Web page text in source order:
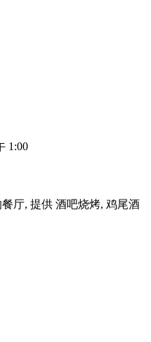
1:00
餐厅, 提供 酒吧烧烤, 鸡尾酒